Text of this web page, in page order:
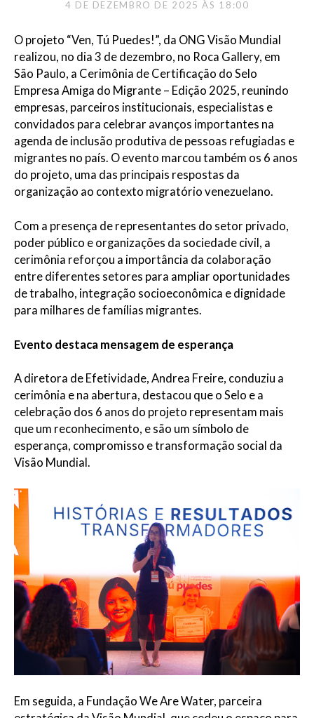
4 DE DEZEMBRO DE 2025 ÀS 18:00
O projeto “Ven, Tú Puedes!”, da ONG Visão Mundial
realizou, no dia 3 de dezembro, no Roca Gallery, em
São Paulo, a Cerimônia de Certificação do Selo
Empresa Amiga do Migrante – Edição 2025, reunindo
empresas, parceiros institucionais, especialistas e
convidados para celebrar avanços importantes na
agenda de inclusão produtiva de pessoas refugiadas e
migrantes no país. O evento marcou também os 6 anos
do projeto, uma das principais respostas da
organização ao contexto migratório venezuelano.
Com a presença de representantes do setor privado,
poder público e organizações da sociedade civil, a
cerimônia reforçou a importância da colaboração
entre diferentes setores para ampliar oportunidades
de trabalho, integração socioeconômica e dignidade
para milhares de famílias migrantes.
Evento destaca mensagem de esperança
A diretora de Efetividade, Andrea Freire, conduziu a
cerimônia e na abertura, destacou que o Selo e a
celebração dos 6 anos do projeto representam mais
que um reconhecimento, e são um símbolo de
esperança, compromisso e transformação social da
Visão Mundial.
Em seguida, a Fundação We Are Water, parceira